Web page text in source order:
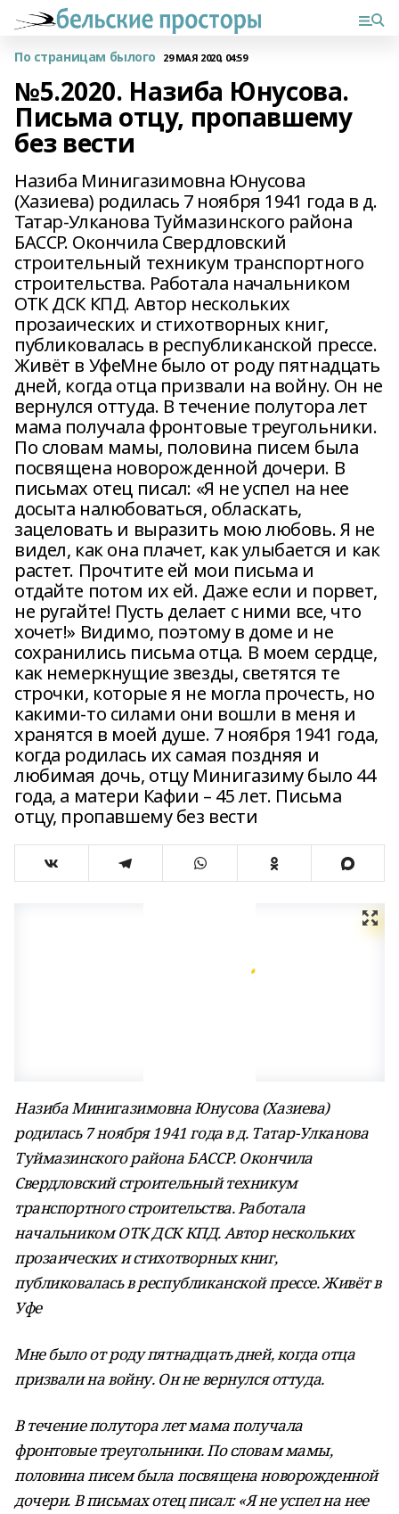
По страницам былого 29 МАЯ 2020, 04:59
№5.2020. Назиба Юнусова.
Письма отцу, пропавшему
без вести
Назиба Минигазимовна Юнусова
(Хазиева) родилась 7 ноября 1941 года в д.
Татар-Улканова Туймазинского района
БАССР. Окончила Свердловский
строительный техникум транспортного
строительства. Работала начальником
ОТК ДСК КПД. Автор нескольких
прозаических и стихотворных книг,
публиковалась в республиканской прессе.
Живёт в УфеМне было от роду пятнадцать
дней, когда отца призвали на войну. Он не
вернулся оттуда. В течение полутора лет
мама получала фронтовые треугольники.
По словам мамы, половина писем была
посвящена новорожденной дочери. В
письмах отец писал: «Я не успел на нее
досыта налюбоваться, обласкать,
зацеловать и выразить мою любовь. Я не
видел, как она плачет, как улыбается и как
растет. Прочтите ей мои письма и
отдайте потом их ей. Даже если и порвет,
не ругайте! Пусть делает с ними все, что
хочет!» Видимо, поэтому в доме и не
сохранились письма отца. В моем сердце,
как немеркнущие звезды, светятся те
строчки, которые я не могла прочесть, но
какими-то силами они вошли в меня и
хранятся в моей душе. 7 ноября 1941 года,
когда родилась их самая поздняя и
любимая дочь, отцу Минигазиму было 44
года, а матери Кафии – 45 лет. Письма
отцу, пропавшему без вести
Назиба Минигазимовна Юнусова (Хазиева)
родилась 7 ноября 1941 года в д. Татар-Улканова
Туймазинского района БАССР. Окончила
Свердловский строительный техникум
транспортного строительства. Работала
начальником ОТК ДСК КПД. Автор нескольких
прозаических и стихотворных книг,
публиковалась в республиканской прессе. Живёт в
Уфе
Мне было от роду пятнадцать дней, когда отца
призвали на войну. Он не вернулся оттуда.
В течение полутора лет мама получала
фронтовые треугольники. По словам мамы,
половина писем была посвящена новорожденной
дочери. В письмах отец писал: «Я не успел на нее